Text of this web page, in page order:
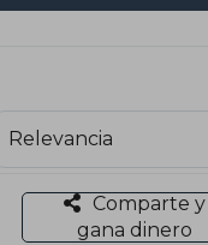
Comparte y
gana dinero